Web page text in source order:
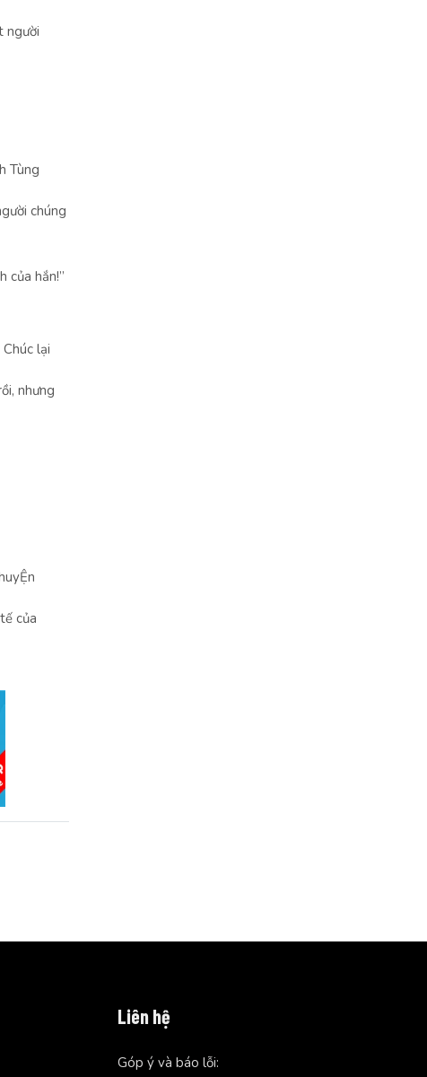
người
Tùng
chúng
của hắn!”
lại
nhưng
của
Liên hệ
Góp ý và báo lỗi: